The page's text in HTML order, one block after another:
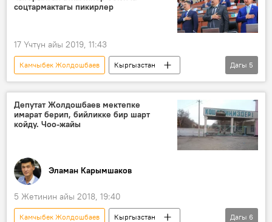
тик учак
соцтармактагы пикирлер
17 Үчтүн айы 2019, 11:43
Камчыбек Жолдошбаев
Кыргызстан
Коом
Жаңылыктар
Мирлан Бакиров
Тазабек Икрамов
Жогорку Кеңеш
Дагы 5
Депутат Жолдошбаев мектепке
имарат берип, бийликке бир шарт
койду. Чоо-жайы
Эламан Карымшаков
5 Жетинин айы 2018, 19:40
Камчыбек Жолдошбаев
Кыргызстан
Дагы 6